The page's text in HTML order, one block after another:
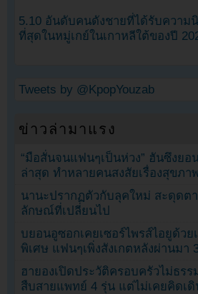
5.10 อันดับคนดังชายที่ได้รับความ
ที่สุดในหมู่เกย์ในเกาหลีใต้ของปี
Tweets by @KpopYouzab
ข่าวล่ามาแรง
“มือสั่นจนแฟนๆเป็นห่วง” ฮันซึงยอ
ล่าสุด ทำหลายคนสงสัยเรื่องสุขภาพ
นานะปรากฏตัวกับลุคใหม่ สะดุดต
ลักษณ์ที่เปลี่ยนไป
บยอนอูซอกเคยเซอร์ไพรส์ไอยูด้วย
พิเศษ แฟนๆเพิ่งสังเกตหลังผ่านมา
ฮายองเปิดประวัติครอบครัวไม่ธรร
สืบสายแพทย์ 4 รุ่น แต่ไม่เคยคิดเ